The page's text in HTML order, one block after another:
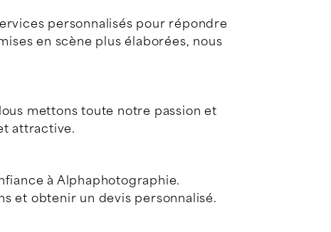
personnalisés pour répondre
en scène plus élaborées, nous
mettons toute notre passion et
attractive.
à Alphaphotographie.
et obtenir un devis personnalisé.